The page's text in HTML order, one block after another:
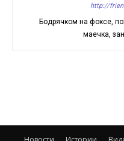
http://
Бодрячком на фоксе,
маечка,